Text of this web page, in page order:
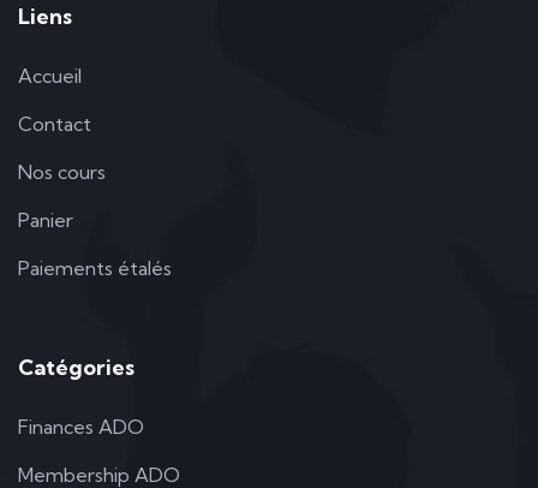
Liens
Accueil
Contact
Nos cours
Panier
Paiements étalés
Catégories
Finances ADO
Membership ADO